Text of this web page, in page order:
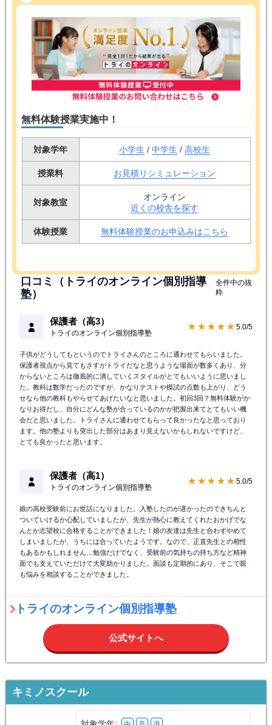
無料体験授業実施中！
対象学年 小学生 / 中学生 / 高校生
授業料 お見積りシミュレーション
対象教室
オンライン
近くの校舎を探す
体験授業 無料体験授業のお申込みはこちら
口コミ（トライのオンライン個別指導
塾）
全件中の抜
粋
保護者（高3）
トライのオンライン個別指導塾
★★★★★ 5.0/5
子供がどうしてもというのでトライさんのところに通わせてもらいました。
保護者視点から見てもさすがトライだなと思うような場面が数多くあり、分
からないところは徹底的に潰していくスタイルがとてもいいように思いまし
た。教科は数学だったのですが、かなりテストや模試の点数も上がり、どう
せなら他の教科もやらせてあげたいなと思いました。初回3回？無料体験がか
なりお得だし、自分にどんな塾が合っているのかが把握出来てとてもいい機
会だと思いました。トライさんに通わせてもらって良かったなと思っており
ます。他の塾よりも突出した部分はあまり見えないかもしれないですけど、
とても良かったと思います。
保護者（高1）
トライのオンライン個別指導塾
★★★★★ 5.0/5
娘の高校受験前にお世話になりました。入塾したのが遅かったのできちんと
ついていけるか心配していましたが、先生が熱心に教えてくれたおかげでな
んとか志望校に合格することができました！娘の友達は先生と合わずやめて
しまいましたが、うちには合っていたようです。なので、正直先生との相性
もあるかもしれません…勉強だけでなく、受験前の気持ちの持ち方など精神
面でも支えていただけて大変助かりました。面談も定期的にあり、そこで親
も悩みを相談することができました。
トライのオンライン個別指導塾
公式サイトへ
キミノスクール